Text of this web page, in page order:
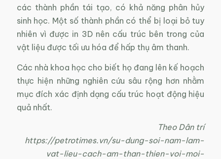
các thành phần tái tạo, có khả năng phân hủy
sinh học. Một số thành phần có thể bị loại bỏ tuy
nhiên vì được in 3D nên cấu trúc bên trong của
vật liệu được tối ưu hóa để hấp thụ âm thanh.
Các nhà khoa học cho biết họ đang lên kế hoạch
thực hiện những nghiên cứu sâu rộng hơn nhằm
mục đích xác định dạng cấu trúc hoạt động hiệu
quả nhất.
Theo Dân trí
https://petrotimes.vn/su-dung-soi-nam-lam-
vat-lieu-cach-am-than-thien-voi-moi-